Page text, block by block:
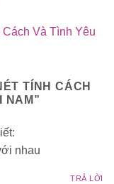
Và Tình Yêu
TÍNH CÁCH
NAM ”
nhau
TRẢ LỜI